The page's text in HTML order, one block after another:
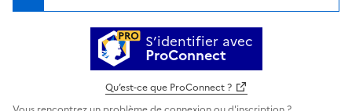
S’identifier avec
ProConnect
Qu’est-ce que ProConnect ?